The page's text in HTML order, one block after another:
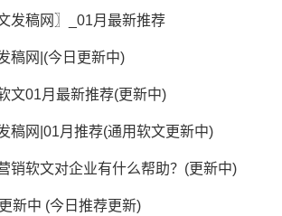
发稿网〗_01月最新推荐
稿网|(今日更新中)
文01月最新推荐(更新中)
稿网|01月推荐(通用软文更新中)
销软文对企业有什么帮助？(更新中)
新中 (今日推荐更新)